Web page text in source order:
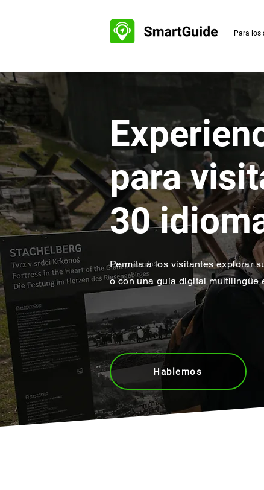
Para los
para
30
Permita a los visitantes explorar
o con una guía digital multilingüe
Hablemos